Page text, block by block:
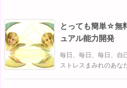
とっても簡単☆無
ュアル能力開発
毎日、毎日、毎日、自
ストレスまみれのあな